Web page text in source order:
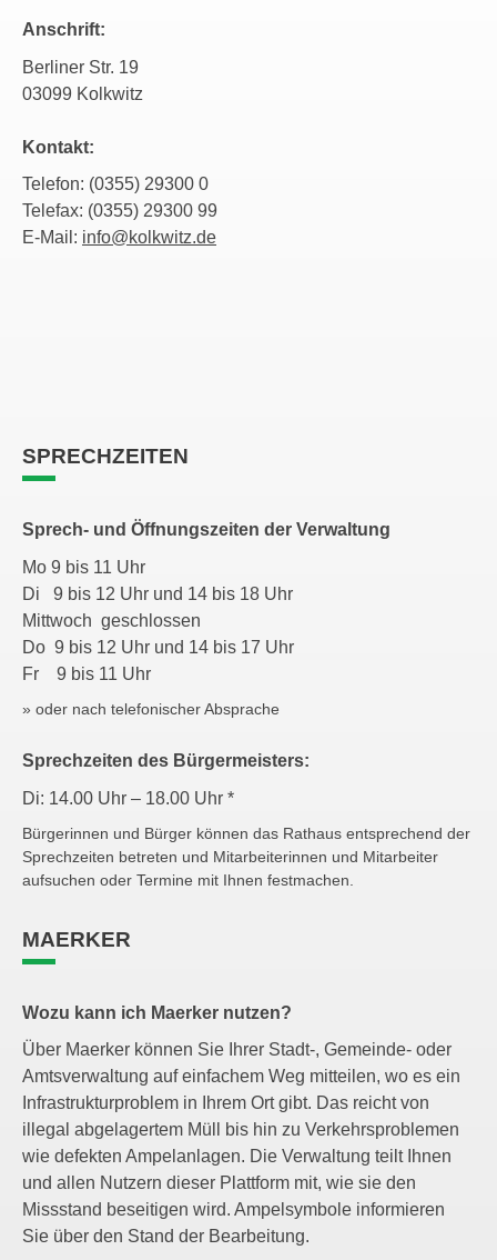
Anschrift:
Berliner Str. 19
03099 Kolkwitz
Kontakt:
Telefon: (0355) 29300 0
Telefax: (0355) 29300 99
E-Mail: info@kolkwitz.de
SPRECHZEITEN
Sprech- und Öffnungszeiten der Verwaltung
Mo 9 bis 11 Uhr
Di 9 bis 12 Uhr und 14 bis 18 Uhr
Mittwoch geschlossen
Do 9 bis 12 Uhr und 14 bis 17 Uhr
Fr 9 bis 11 Uhr
» oder nach telefonischer Absprache
Sprechzeiten des Bürgermeisters:
Di: 14.00 Uhr – 18.00 Uhr *
Bürgerinnen und Bürger können das Rathaus entsprechend der
Sprechzeiten betreten und Mitarbeiterinnen und Mitarbeiter
aufsuchen oder Termine mit Ihnen festmachen.
MAERKER
Wozu kann ich Maerker nutzen?
Über Maerker können Sie Ihrer Stadt-, Gemeinde- oder
Amtsverwaltung auf einfachem Weg mitteilen, wo es ein
Infrastrukturproblem in Ihrem Ort gibt. Das reicht von
illegal abgelagertem Müll bis hin zu Verkehrsproblemen
wie defekten Ampelanlagen. Die Verwaltung teilt Ihnen
und allen Nutzern dieser Plattform mit, wie sie den
Missstand beseitigen wird. Ampelsymbole informieren
Sie über den Stand der Bearbeitung.